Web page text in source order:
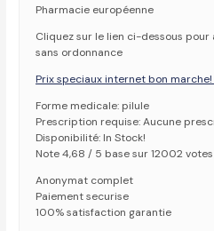
Pharmacie européenne
Cliquez sur le lien ci-dessous
sans ordonnance
Prix speciaux internet bon
Forme medicale: pilule
Prescription requise: Aucune
Disponibilité: In Stock!
Note 4,68 / 5 base sur 12002
Anonymat complet
Paiement securise
100% satisfaction garantie